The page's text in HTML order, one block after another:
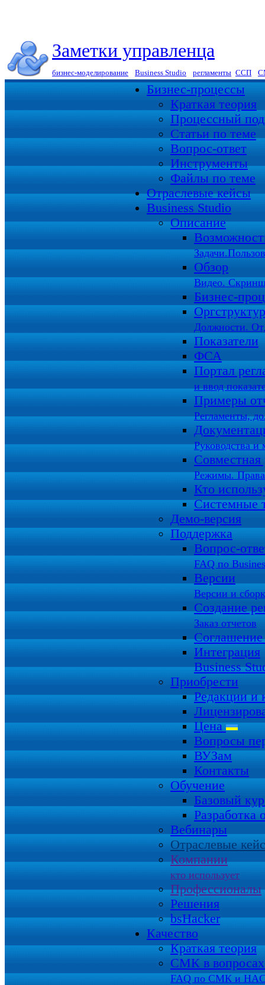
Заметки управленца
бизнес-моделирование Business Studio регламенты ССП
Бизнес-процессы
Краткая теория
Процессный
Статьи по теме
Вопрос-ответ
Инструменты
Файлы по теме
Отраслевые кейсы
Business Studio
Описание
Обзор
Видео.
Бизнес-
Должности.
Показатели
ФСА
Портал
и ввод
Примеры
Регламенты,
Руководства и
Совместная
Режимы. Права
Кто
Системные
Демо-версия
Поддержка
Вопрос-
FAQ по
Версии
Версии и
Создание
Заказ отчетов
Интеграция
Business
Приобрести
Редакции и
Цена
Вопросы
ВУЗам
Контакты
Обучение
Базовый
Разработка
Вебинары
Отраслевые
Компании
кто использует
Профессионалы
Решения
bsHacker
Качество
Краткая теория
СМК в вопросах
FAQ по СМК и